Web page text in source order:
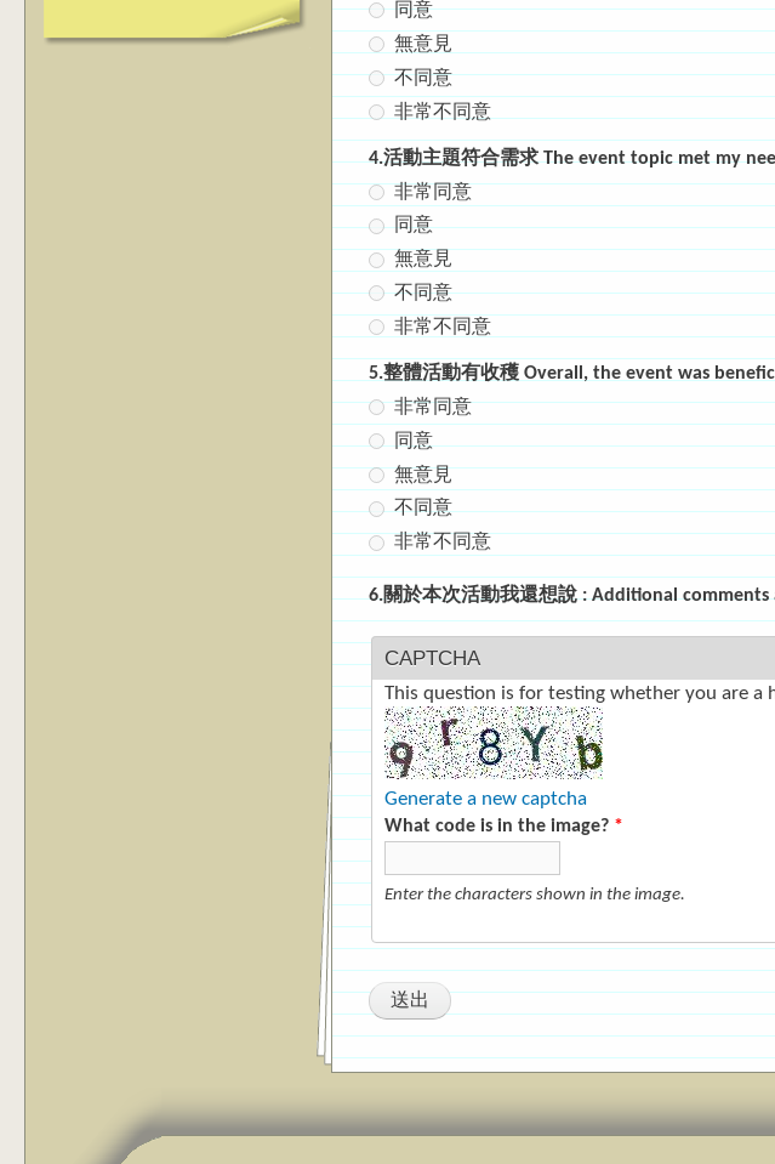
同意
無意見
不同意
非常不同意
4.活動主題符合需求 The event topic met my
非常同意
同意
無意見
不同意
非常不同意
5.整體活動有收穫 Overall, the event was
非常同意
同意
無意見
不同意
非常不同意
6.關於本次活動我還想說 : Additional
CAPTCHA
This question is for testing whether you are
Generate a new captcha
What code is in the image? *
Enter the characters shown in the image.